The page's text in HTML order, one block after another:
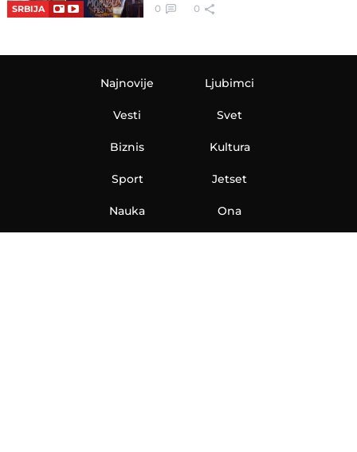
SRBIJA 0 0
Najnovije
Vesti
Biznis
Sport
Nauka
Ljubimci
Svet
Kultura
Jetset
Ona